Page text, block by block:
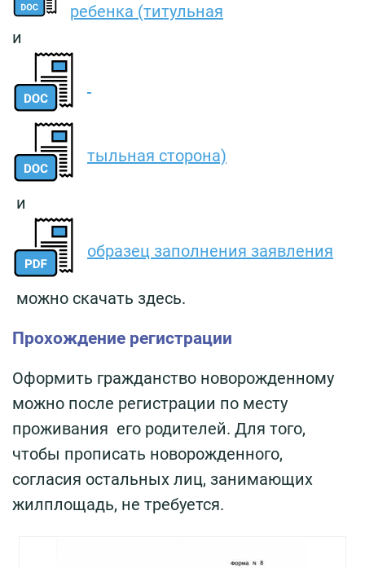
ребенка (титульная
и
тыльная сторона)
и
образец заполнения заявления
можно скачать здесь.
Прохождение регистрации
Оформить гражданство новорожденному
можно после регистрации по месту
проживания его родителей. Для того,
чтобы прописать новорожденного,
согласия остальных лиц, занимающих
жилплощадь, не требуется.